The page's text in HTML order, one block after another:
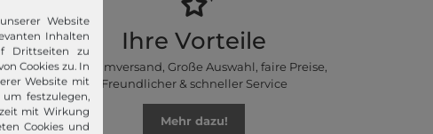
Ihre Vorteile
Premiumversand, Große Auswahl, faire Preise,
Freundlicher & schneller Service
Mehr dazu!
Website
Inhalten
Drittseiten zu
Cookies zu. In
Website mit
festzulegen,
mit Wirkung
Cookies und